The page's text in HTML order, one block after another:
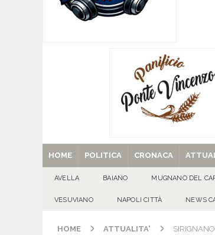
[ 09/08/2026 ]
[ 29/08/2025 ] SANT’Oggi.
HOME POLITICA CRONACA
AVELLA BAIANO MUGNANO DEL
VESUVIANO NAPOLI CITTÀ NEWS
HOME ATTUALITA'